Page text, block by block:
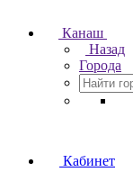
Канаш
Назад
Города
Кабинет